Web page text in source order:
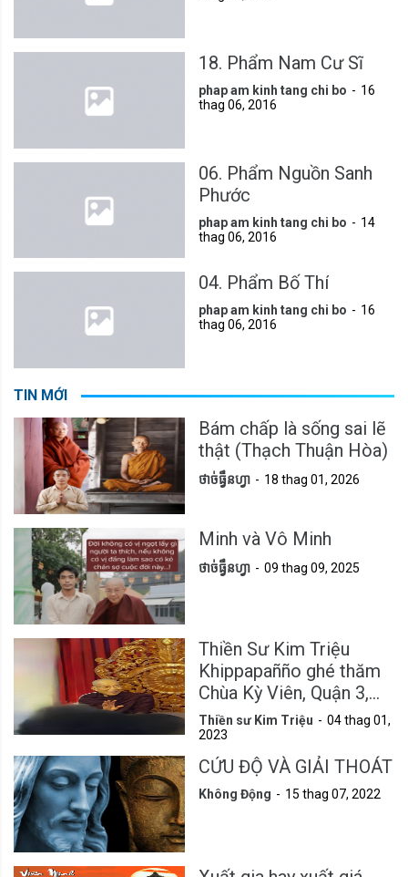
18. Phẩm Nam Cư Sĩ
phap am kinh tang chi bo
16
thag 06, 2016
06. Phẩm Nguồn Sanh
Phước
phap am kinh tang chi bo
14
thag 06, 2016
04. Phẩm Bố Thí
phap am kinh tang chi bo
16
thag 06, 2016
TIN MỚI
Bám chấp là sống sai lẽ
thật (Thạch Thuận Hòa)
ថាច់ធ្វឹនហ្វា 18 thag 01, 2026
Minh và Vô Minh
ថាច់ធ្វឹនហ្វា 09 thag 09, 2025
Thiền Sư Kim Triệu
Khippapañño ghé thăm
Chùa Kỳ Viên, Quận 3,
Tp.HCM
Thiền sư Kim Triệu
04 thag 01,
2023
CỨU ĐỘ VÀ GIẢI THOÁT
Không Động 15 thag 07, 2022